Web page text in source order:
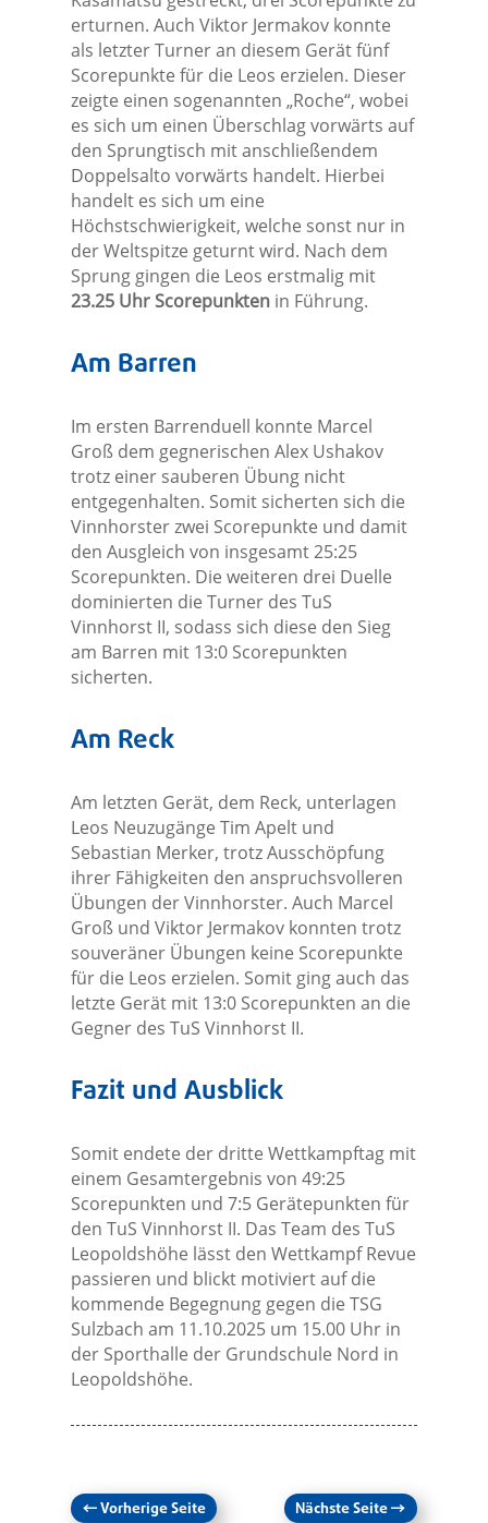
erturnen. Auch Viktor Jermakov konnte
als letzter Turner an diesem Gerät fünf
Scorepunkte für die Leos erzielen. Dieser
zeigte einen sogenannten „Roche“, wobei
es sich um einen Überschlag vorwärts auf
den Sprungtisch mit anschließendem
Doppelsalto vorwärts handelt. Hierbei
handelt es sich um eine
Höchstschwierigkeit, welche sonst nur in
der Weltspitze geturnt wird. Nach dem
Sprung gingen die Leos erstmalig mit
23.25 Uhr Scorepunktenin Führung.
Am Barren
Im ersten Barrenduell konnte Marcel
Groß dem gegnerischen Alex Ushakov
trotz einer sauberen Übung nicht
entgegenhalten. Somit sicherten sich die
Vinnhorster zwei Scorepunkte und damit
den Ausgleich von insgesamt 25:25
Scorepunkten. Die weiteren drei Duelle
dominierten die Turner des TuS
Vinnhorst II, sodass sich diese den Sieg
am Barren mit 13:0 Scorepunkten
sicherten.
Am Reck
Am letzten Gerät, dem Reck, unterlagen
Leos Neuzugänge Tim Apelt und
Sebastian Merker, trotz Ausschöpfung
ihrer Fähigkeiten den anspruchsvolleren
Übungen der Vinnhorster. Auch Marcel
Groß und Viktor Jermakov konnten trotz
souveräner Übungen keine Scorepunkte
für die Leos erzielen. Somit ging auch das
letzte Gerät mit 13:0 Scorepunkten an die
Gegner des TuS Vinnhorst II.
Fazit und Ausblick
Somit endete der dritte Wettkampftag mit
einem Gesamtergebnis von 49:25
Scorepunkten und 7:5 Gerätepunkten für
den TuS Vinnhorst II. Das Team des TuS
Leopoldshöhe lässt den Wettkampf Revue
passieren und blickt motiviert auf die
kommende Begegnung gegen die TSG
Sulzbach am 11.10.2025 um 15.00 Uhr in
der Sporthalle der Grundschule Nord in
Leopoldshöhe.
←Vorherige Seite Nächste Seite→